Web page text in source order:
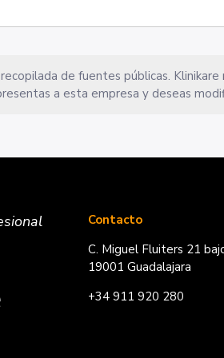
de fuentes públicas.
a esta empresa y deseas
Contacto
C. Miguel Fluiters 21
19001 Guadalajara
+34 911 920 280